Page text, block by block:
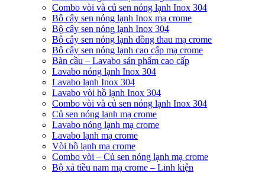
Combo vòi và củ sen nóng lạnh Inox 304
Bộ cây sen nóng lạnh Inox mạ crome
Bộ cây sen nóng lạnh Inox 304
Bộ cây sen nóng lạnh đồng thau mạ crome
Bộ cây sen nóng lạnh cao cấp mạ crome
Bàn cầu – Lavabo sản phẩm cao cấp
Lavabo nóng lạnh Inox 304
Lavabo lạnh Inox 304
Lavabo vòi hồ lạnh Inox 304
Combo vòi và củ sen nóng lạnh Inox 304
Củ sen nóng lạnh mạ crome
Lavabo nóng lạnh mạ crome
Lavabo lạnh mạ crome
Vòi hồ lạnh mạ crome
Combo vòi – Củ sen nóng lạnh mạ crome
Bộ xả tiều nam mạ crome – Linh kiện